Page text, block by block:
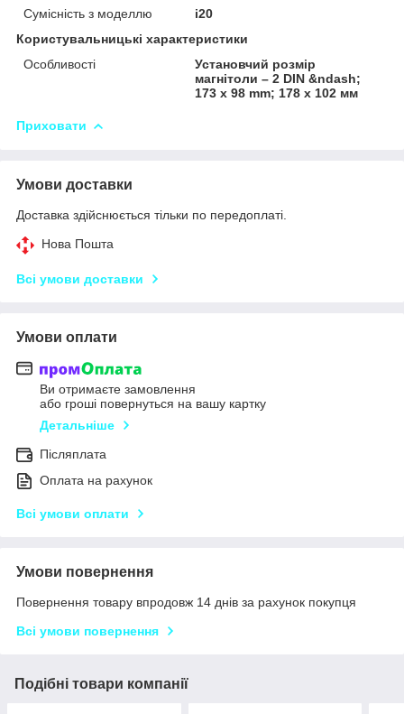
Сумісність з моделлю
i20
Користувальницькі характеристики
Особливості
Установчий розмір
магнітоли – 2 DIN &ndash;
173 x 98 mm; 178 x 102 мм
Приховати
Умови доставки
Доставка здійснюється тільки по передоплаті.
Нова Пошта
Всі умови доставки
Умови оплати
Ви отримаєте замовлення
або гроші повернуться на вашу картку
Детальніше
Післяплата
Оплата на рахунок
Всі умови оплати
Умови повернення
Повернення товару впродовж 14 днів за рахунок покупця
Всі умови повернення
Подібні товари компанії